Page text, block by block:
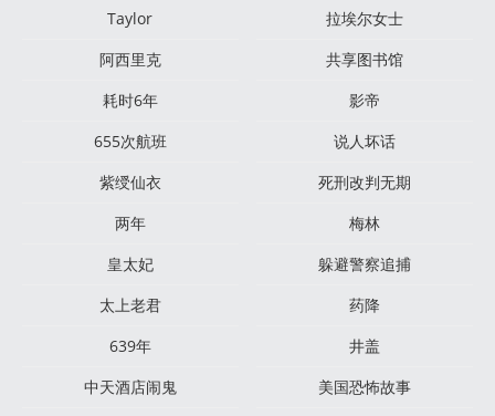
Taylor
拉埃尔女士
阿西里克
共享图书馆
耗时6年
影帝
655次航班
说人坏话
紫绶仙衣
死刑改判无期
两年
梅林
皇太妃
躲避警察追捕
太上老君
药降
639年
井盖
中天酒店闹鬼
美国恐怖故事